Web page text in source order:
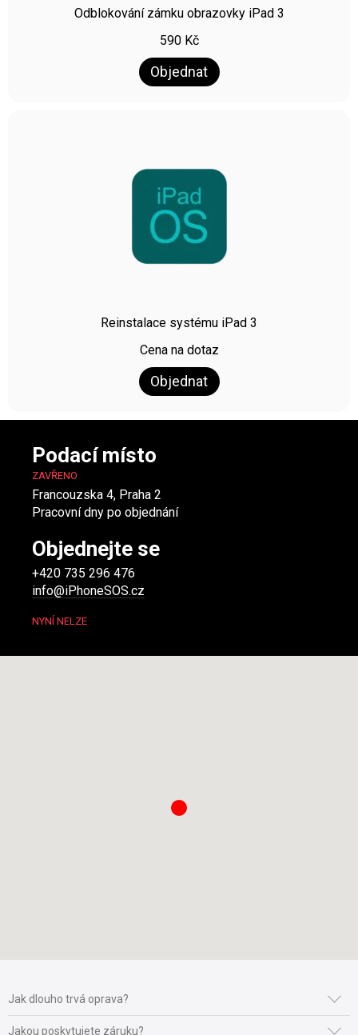
Odblokování zámku obrazovky iPad 3
590 Kč
Objednat
Reinstalace systému iPad 3
Cena na dotaz
Objednat
Podací místo
ZAVŘENO
Francouzska 4, Praha 2
Pracovní dny po objednání
Objednejte se
+420 735 296 476
info@iPhoneSOS.cz
NYNÍ NELZE
Jak dlouho trvá oprava?
Jakou poskytujete záruku?